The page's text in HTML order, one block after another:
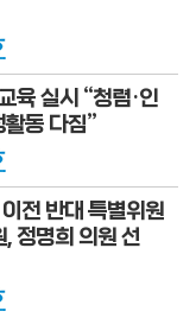
육 실시 “청렴·인
동 다짐”
전 반대 특별위원
정명희 의원 선